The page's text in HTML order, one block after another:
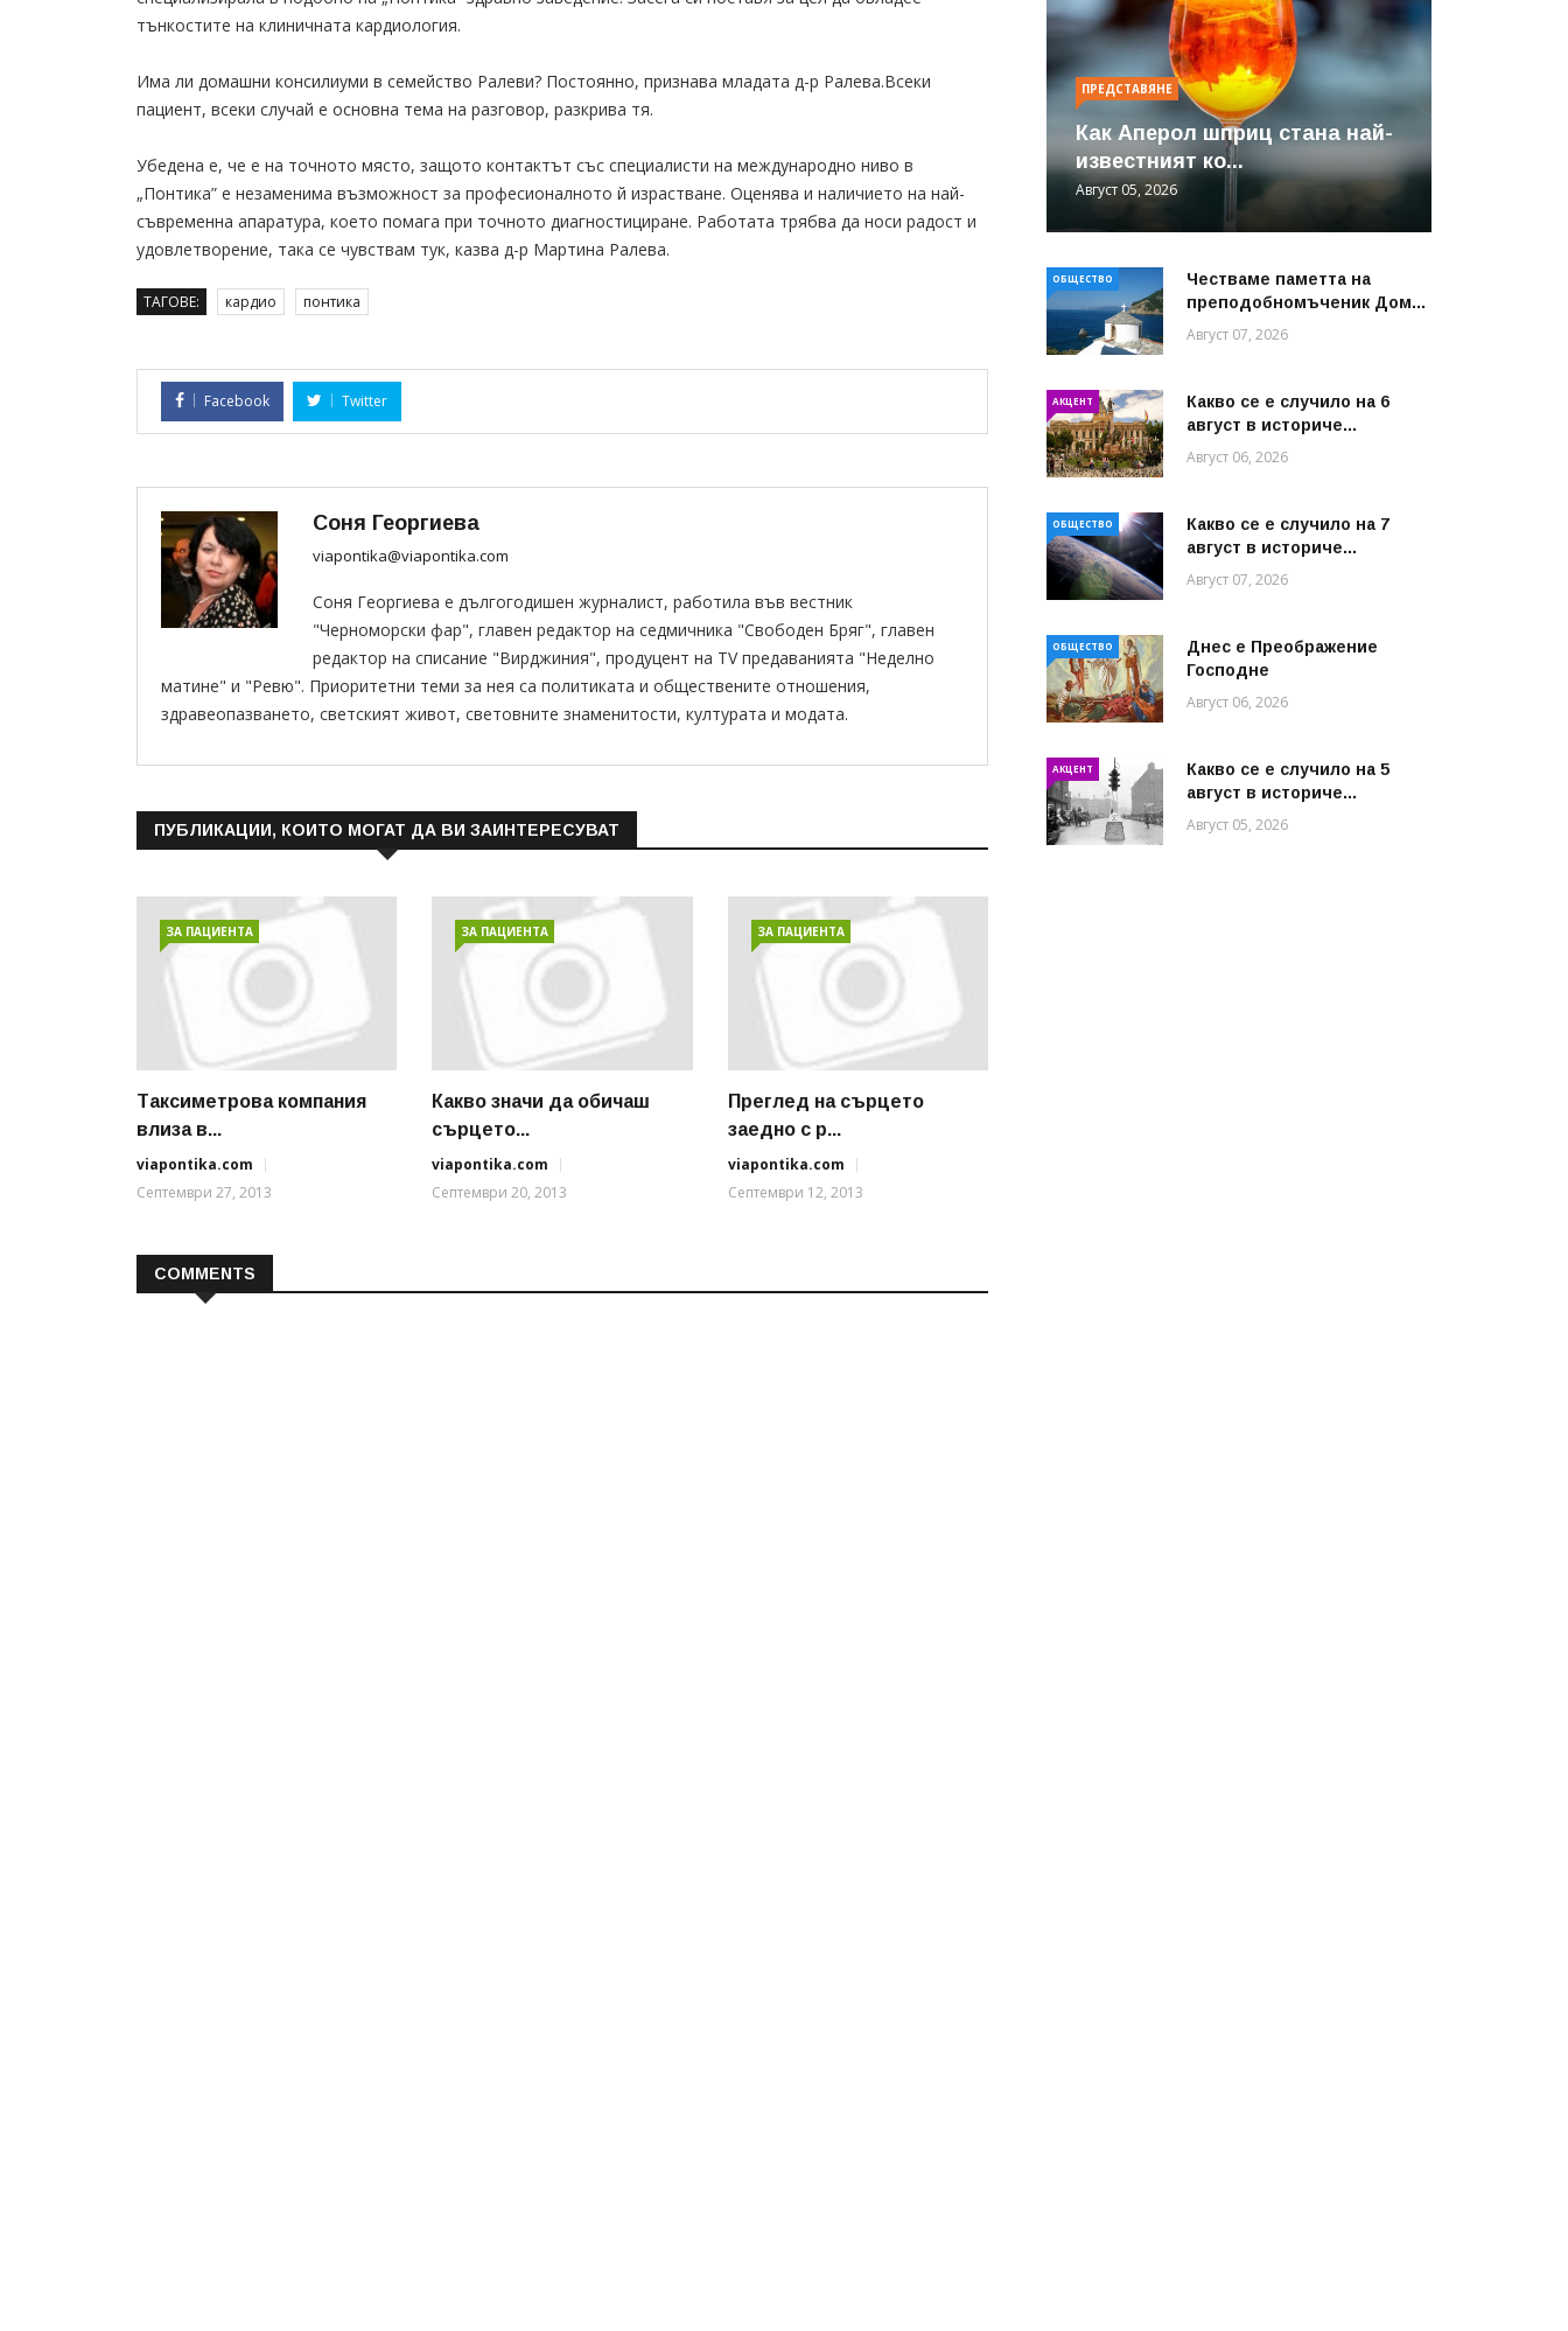
тънкостите на клиничната кардиология.
Има ли домашни консилиуми в семейство Ралеви? Постоянно, признава младата д-р Ралева.Всеки
пациент, всеки случай е основна тема на разговор, разкрива тя.
Убедена е, че е на точното място, защото контактът със специалисти на международно ниво в
„Понтика” е незаменима възможност за професионалното й израстване. Оценява и наличието на най-
съвременна апаратура, което помага при точното диагностициране. Работата трябва да носи радост и
удовлетворение, така се чувствам тук, казва д-р Мартина Ралева.
ТАГОВЕ: кардио понтика
Facebook Twitter
Соня Георгиева
viapontika@viapontika.com
Соня Георгиева е дългогодишен журналист, работила във вестник
"Черноморски фар", главен редактор на седмичника "Свободен Бряг", главен
редактор на списание "Вирджиния", продуцент на TV предаванията "Неделно
матине" и "Ревю". Приоритетни теми за нея са политиката и обществените отношения,
здравеопазването, светският живот, световните знаменитости, културата и модата.
ПУБЛИКАЦИИ, КОИТО МОГАТ ДА ВИ ЗАИНТЕРЕСУВАТ
ЗА ПАЦИЕНТА
Таксиметрова компания
влиза в...
viapontika.com
Септември 27, 2013
ЗА ПАЦИЕНТА
Какво значи да обичаш
сърцето...
viapontika.com
Септември 20, 2013
ЗА ПАЦИЕНТА
Преглед на сърцето
заедно с р...
viapontika.com
Септември 12, 2013
COMMENTS
ПРЕДСТАВЯНЕ
Как Аперол шприц стана най-
известният ко...
Август 05, 2026
ОБЩЕСТВО
Честваме паметта на
преподобномъченик Дом...
Август 07, 2026
АКЦЕНТ
Какво се е случило на 6
август в историче...
Август 06, 2026
ОБЩЕСТВО
Какво се е случило на 7
август в историче...
Август 07, 2026
ОБЩЕСТВО
Днес е Преображение
Господне
Август 06, 2026
АКЦЕНТ
Какво се е случило на 5
август в историче...
Август 05, 2026